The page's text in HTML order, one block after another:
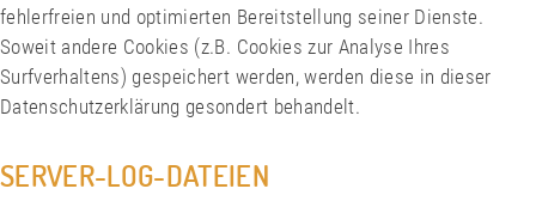
fehlerfreien und optimierten Bereitstellung seiner Dienste.
Soweit andere Cookies (z.B. Cookies zur Analyse Ihres
Surfverhaltens) gespeichert werden, werden diese in dieser
Datenschutzerklärung gesondert behandelt.
SERVER-LOG-DATEIEN